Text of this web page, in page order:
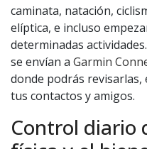
caminata, natación,
elíptica, e incluso
determinadas
se envían a Garmin
donde podrás
tus contactos y amigos.
Control diario